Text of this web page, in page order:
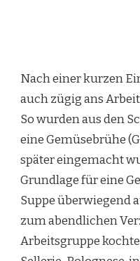
Nach einer kurzen
auch zügig ans
So wurden aus den
eine Gemüsebrühe
später eingemacht
Grundlage für eine
Suppe überwiegend
zum abendlichen
Arbeitsgruppe